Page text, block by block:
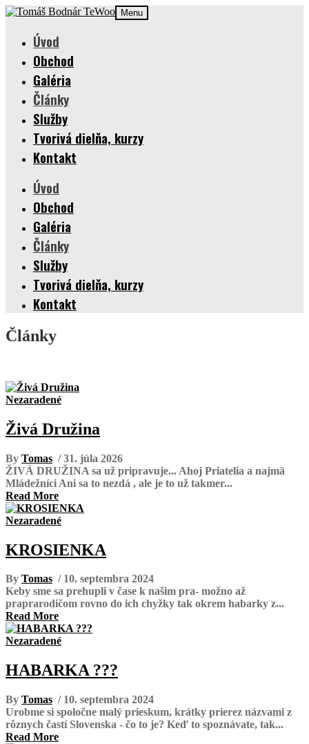
Preskočiť
navigáciu
Preskočiť
Menu
Úvod
Obchod
Galéria
Články
Služby
Tvorivá dielňa, kurzy
Kontakt
Úvod
Obchod
Galéria
Články
Služby
Tvorivá dielňa, kurzy
Kontakt
Články
Nezaradené
Živá Družina
By Tomas / 31. júla 2026
ŽIVÁ DRUŽINA sa už pripravuje... Ahoj Priatelia a najmä
Mládežníci Ani sa to nezdá , ale je to už takmer...
Read More
Nezaradené
KROSIENKA
By Tomas / 10. septembra 2024
Keby sme sa prehupli v čase k našim pra- možno až
praprarodičom rovno do ich chyžky tak okrem habarky z...
Read More
Nezaradené
HABARKA ???
By Tomas / 10. septembra 2024
Urobme si spoločne malý prieskum, krátky prierez názvami z
rôznych častí Slovenska - čo to je? Keď to spoznávate, tak...
Read More